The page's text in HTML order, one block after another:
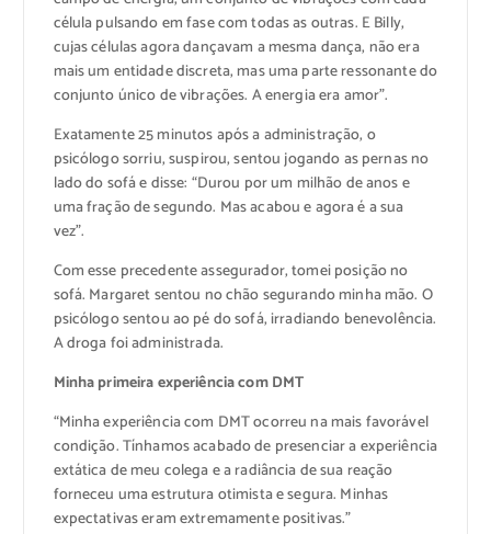
célula pulsando em fase com todas as outras. E Billy,
cujas células agora dançavam a mesma dança, não era
mais um entidade discreta, mas uma parte ressonante do
conjunto único de vibrações. A energia era amor”.
Exatamente 25 minutos após a administração, o
psicólogo sorriu, suspirou, sentou jogando as pernas no
lado do sofá e disse: “Durou por um milhão de anos e
uma fração de segundo. Mas acabou e agora é a sua
vez”.
Com esse precedente assegurador, tomei posição no
sofá. Margaret sentou no chão segurando minha mão. O
psicólogo sentou ao pé do sofá, irradiando benevolência.
A droga foi administrada.
Minha primeira experiência com DMT
“Minha experiência com DMT ocorreu na mais favorável
condição. Tínhamos acabado de presenciar a experiência
extática de meu colega e a radiância de sua reação
forneceu uma estrutura otimista e segura. Minhas
expectativas eram extremamente positivas.”